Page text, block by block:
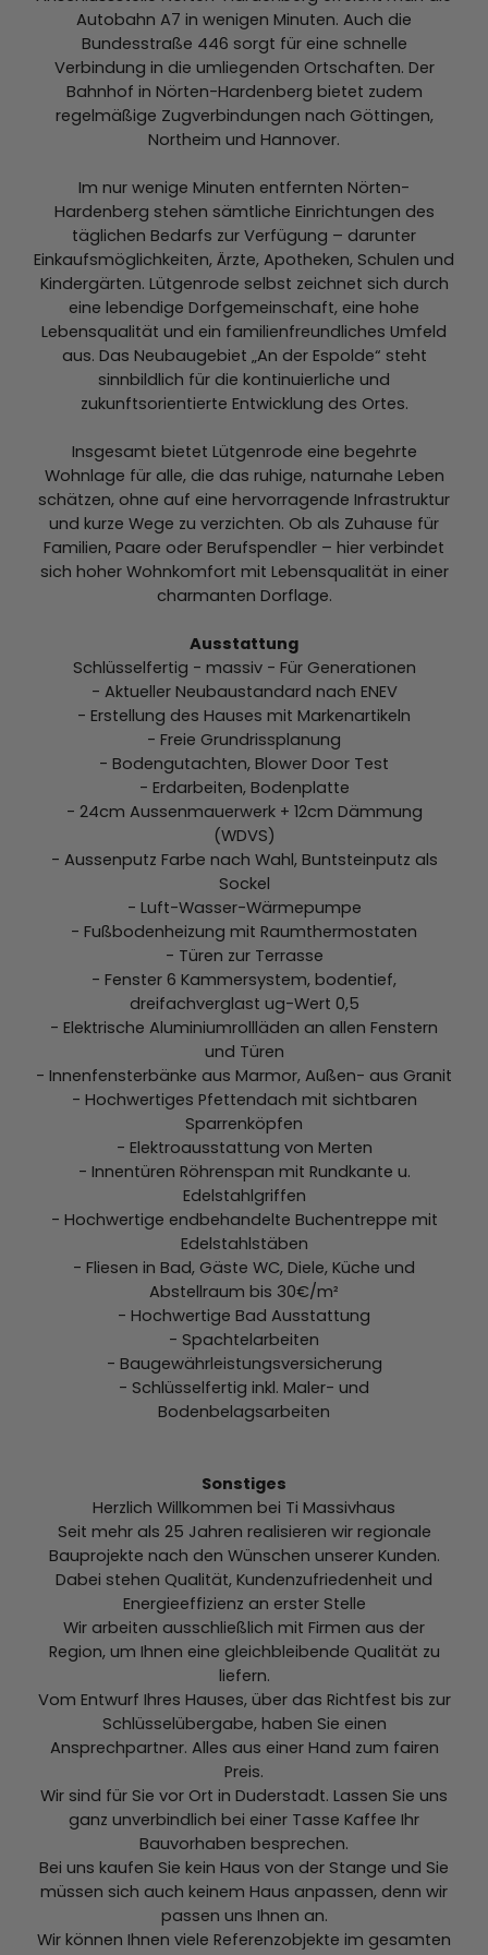
Autobahn A7 in wenigen Minuten. Auch die
Bundesstraße 446 sorgt für eine schnelle
Verbindung in die umliegenden Ortschaften. Der
Bahnhof in Nörten-Hardenberg bietet zudem
regelmäßige Zugverbindungen nach Göttingen,
Northeim und Hannover.
Im nur wenige Minuten entfernten Nörten-
Hardenberg stehen sämtliche Einrichtungen des
täglichen Bedarfs zur Verfügung – darunter
Einkaufsmöglichkeiten, Ärzte, Apotheken, Schulen und
Kindergärten. Lütgenrode selbst zeichnet sich durch
eine lebendige Dorfgemeinschaft, eine hohe
Lebensqualität und ein familienfreundliches Umfeld
aus. Das Neubaugebiet „An der Espolde“ steht
sinnbildlich für die kontinuierliche und
zukunftsorientierte Entwicklung des Ortes.
Insgesamt bietet Lütgenrode eine begehrte
Wohnlage für alle, die das ruhige, naturnahe Leben
schätzen, ohne auf eine hervorragende Infrastruktur
und kurze Wege zu verzichten. Ob als Zuhause für
Familien, Paare oder Berufspendler – hier verbindet
sich hoher Wohnkomfort mit Lebensqualität in einer
charmanten Dorflage.
Ausstattung
Schlüsselfertig - massiv - Für Generationen
- Aktueller Neubaustandard nach ENEV
- Erstellung des Hauses mit Markenartikeln
- Freie Grundrissplanung
- Bodengutachten, Blower Door Test
- Erdarbeiten, Bodenplatte
- 24cm Aussenmauerwerk + 12cm Dämmung
(WDVS)
- Aussenputz Farbe nach Wahl, Buntsteinputz als
Sockel
- Luft-Wasser-Wärmepumpe
- Fußbodenheizung mit Raumthermostaten
- Türen zur Terrasse
- Fenster 6 Kammersystem, bodentief,
dreifachverglast ug-Wert 0,5
- Elektrische Aluminiumrollläden an allen Fenstern
und Türen
- Innenfensterbänke aus Marmor, Außen- aus Granit
- Hochwertiges Pfettendach mit sichtbaren
Sparrenköpfen
- Elektroausstattung von Merten
- Innentüren Röhrenspan mit Rundkante u.
Edelstahlgriffen
- Hochwertige endbehandelte Buchentreppe mit
Edelstahlstäben
- Fliesen in Bad, Gäste WC, Diele, Küche und
Abstellraum bis 30€/m²
- Hochwertige Bad Ausstattung
- Spachtelarbeiten
- Baugewährleistungsversicherung
- Schlüsselfertig inkl. Maler- und
Bodenbelagsarbeiten
Sonstiges
Herzlich Willkommen bei Ti Massivhaus
Seit mehr als 25 Jahren realisieren wir regionale
Bauprojekte nach den Wünschen unserer Kunden.
Dabei stehen Qualität, Kundenzufriedenheit und
Energieeffizienz an erster Stelle
Wir arbeiten ausschließlich mit Firmen aus der
Region, um Ihnen eine gleichbleibende Qualität zu
liefern.
Vom Entwurf Ihres Hauses, über das Richtfest bis zur
Schlüsselübergabe, haben Sie einen
Ansprechpartner. Alles aus einer Hand zum fairen
Preis.
Wir sind für Sie vor Ort in Duderstadt. Lassen Sie uns
ganz unverbindlich bei einer Tasse Kaffee Ihr
Bauvorhaben besprechen.
Bei uns kaufen Sie kein Haus von der Stange und Sie
müssen sich auch keinem Haus anpassen, denn wir
passen uns Ihnen an.
Wir können Ihnen viele Referenzobjekte im gesamten